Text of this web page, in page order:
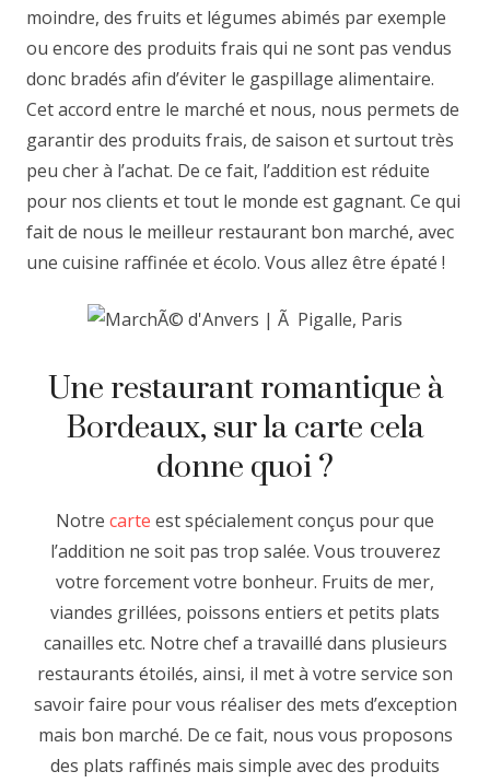
moindre, des fruits et légumes abimés par exemple
ou encore des produits frais qui ne sont pas vendus
donc bradés afin d’éviter le gaspillage alimentaire.
Cet accord entre le marché et nous, nous permets de
garantir des produits frais, de saison et surtout très
peu cher à l’achat. De ce fait, l’addition est réduite
pour nos clients et tout le monde est gagnant. Ce qui
fait de nous le meilleur restaurant bon marché, avec
une cuisine raffinée et écolo. Vous allez être épaté !
Une restaurant romantique à
Bordeaux, sur la carte cela
donne quoi ?
Notre carte est spécialement conçus pour que
l’addition ne soit pas trop salée. Vous trouverez
votre forcement votre bonheur. Fruits de mer,
viandes grillées, poissons entiers et petits plats
canailles etc. Notre chef a travaillé dans plusieurs
restaurants étoilés, ainsi, il met à votre service son
savoir faire pour vous réaliser des mets d’exception
mais bon marché. De ce fait, nous vous proposons
des plats raffinés mais simple avec des produits